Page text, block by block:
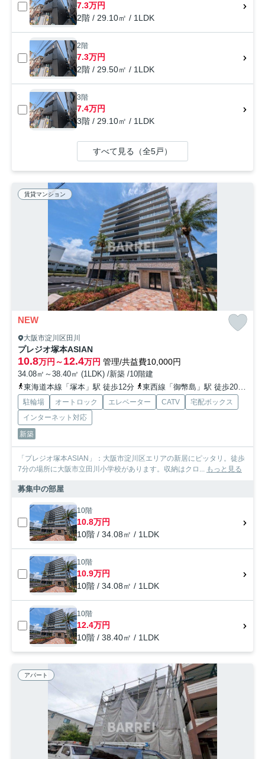
7.3万円
2階 / 29.10㎡ / 1LDK
2階
7.3万円
2階 / 29.50㎡ / 1LDK
3階
7.4万円
3階 / 29.10㎡ / 1LDK
すべて見る（全5戸）
賃貸マンション
NEW
大阪市淀川区田川
プレジオ塚本ASIAN
10.8万円～12.4万円 管理/共益費10,000円
34.08㎡～38.40㎡ (1LDK) /新築 /10階建
東海道本線「塚本」駅 徒歩12分
東西線「御幣島」駅 徒歩20分
駐輪場 オートロック エレベーター CATV
宅配ボックス
インターネット対応
新築
「プレジオ塚本ASIAN」：大阪市淀川区エリアの新居にピッタリ。徒歩
7分の場所に大阪市立田川小学校があります。収納はクロ...
もっと見る
募集中の部屋
10階
10.8万円
10階 / 34.08㎡ / 1LDK
10階
10.9万円
10階 / 34.08㎡ / 1LDK
10階
12.4万円
10階 / 38.40㎡ / 1LDK
アパート